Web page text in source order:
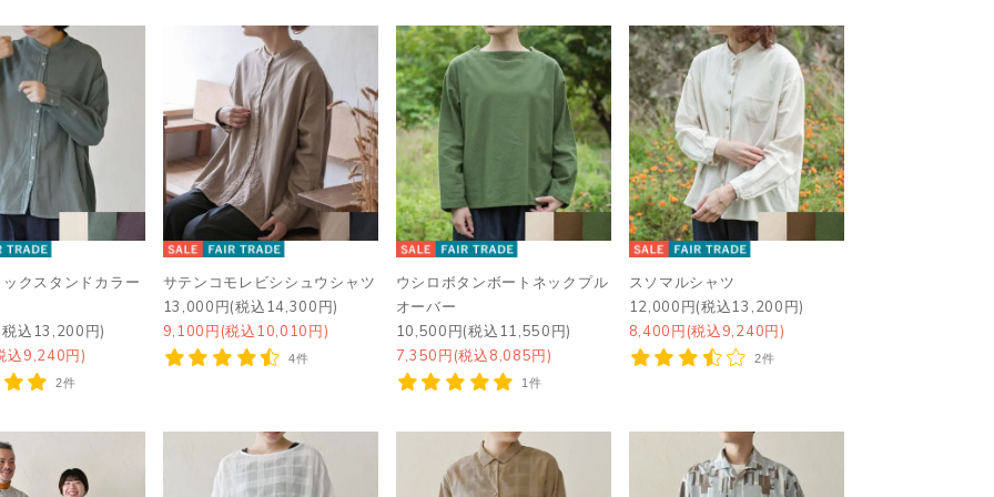
クスタンドカラー
込13,200円)
込9,240円)
2件
サテンコモレビシシュウシャツ
13,000円(税込14,300円)
9,100円(税込10,010円)
4件
ウシロボタンボートネックプル
オーバー
10,500円(税込11,550円)
7,350円(税込8,085円)
1件
スソマルシャツ
12,000円(税込13,200円)
8,400円(税込9,240円)
2件